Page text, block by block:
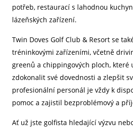
potřeb, restaurací s lahodnou
lázeňských zařízení.
Twin Doves Golf Club & Resort se
tréninkovými zařízeními, včetně
greenů a chippingových ploch, které
zdokonalit své dovednosti a zlepšit
profesionální personál je vždy k
pomoc a zajistil bezproblémový a
Ať už jste golfista hledající výzvu